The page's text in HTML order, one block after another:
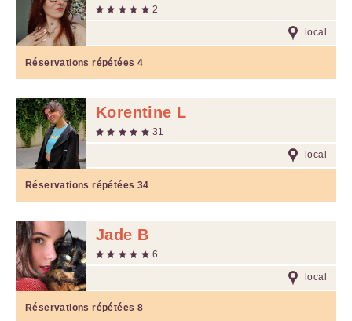
2
local
Réservations répétées 4
Korentine L
31
local
Réservations répétées 34
Jade B
6
local
Réservations répétées 8